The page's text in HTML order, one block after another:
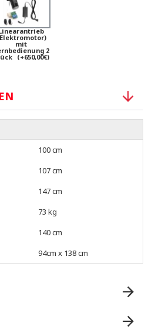
mit
2
(+650,00€)
100 cm
107 cm
147 cm
73 kg
140 cm
94cm x 138 cm